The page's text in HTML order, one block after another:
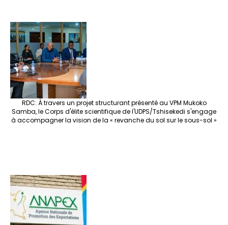
RDC: À travers un projet structurant présenté au VPM Mukoko
Samba, le Corps d'élite scientifique de l'UDPS/Tshisekedi s'engage
à accompagner la vision de la « revanche du sol sur le sous-sol »